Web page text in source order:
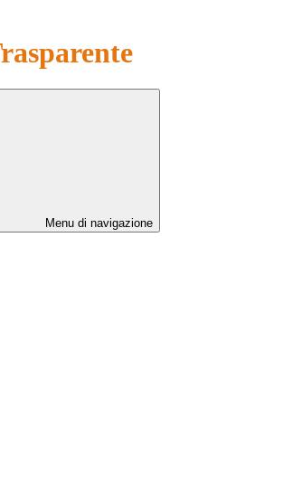
Menu di navigazione